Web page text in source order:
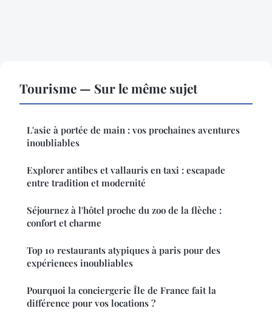
Tourisme — Sur le même sujet
L'asie à portée de main : vos prochaines aventures
inoubliables
Explorer antibes et vallauris en taxi : escapade
entre tradition et modernité
Séjournez à l'hôtel proche du zoo de la flèche :
confort et charme
Top 10 restaurants atypiques à paris pour des
expériences inoubliables
Pourquoi la conciergerie Île de France fait la
différence pour vos locations ?